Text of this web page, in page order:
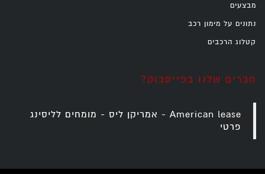
מבצעים
נתונים על מימון רכב
קטלוג הרכבים
חברים שלנו בפייסבוק?
‎American lease - אמריקן ליס - מומחים לליסינג
פרטי‎